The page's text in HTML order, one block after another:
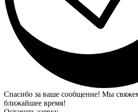
Спасибо за ваше сообщение! Мы
ближайшее время!